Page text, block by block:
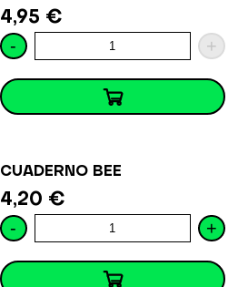
4,95 €
- +
CUADERNO BEE
4,20 €
- +